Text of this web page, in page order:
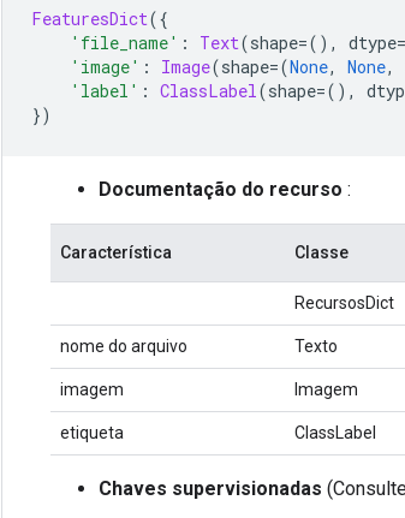
FeaturesDict({
'file_name' : Text(shape=(), dtype=
'image' : Image(shape=(None, None,
'label' : ClassLabel(shape=(),
})
Documentação do recurso :
Característica Classe
RecursosDict
nome do arquivo Texto
imagem Imagem
etiqueta ClassLabel
Chaves supervisionadas